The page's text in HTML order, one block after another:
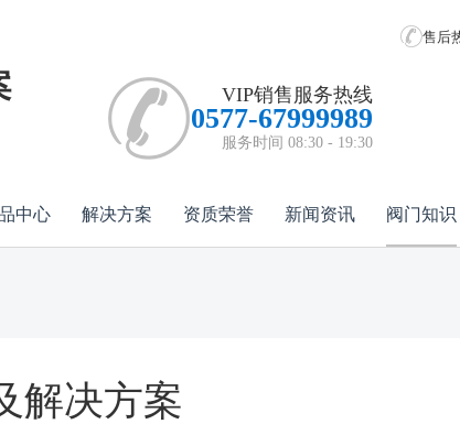
售后
VIP销售服务热线
0577-67999989
服务时间 08:30 - 19:30
中心 解决方案 资质荣誉 新闻资讯 阀门知识
解决方案